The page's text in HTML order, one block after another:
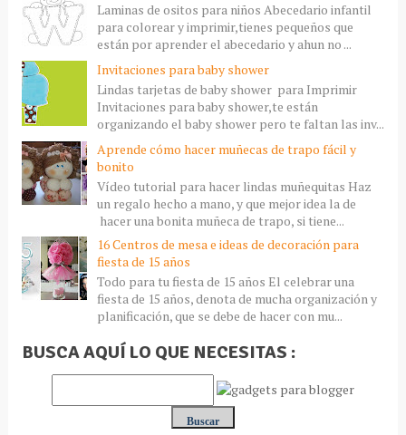
Laminas de ositos para niños Abecedario infantil
para colorear y imprimir,tienes pequeños que
están por aprender el abecedario y ahun no ...
Invitaciones para baby shower
Lindas tarjetas de baby shower para Imprimir
Invitaciones para baby shower,te están
organizando el baby shower pero te faltan las inv...
Aprende cómo hacer muñecas de trapo fácil y
bonito
Vídeo tutorial para hacer lindas muñequitas Haz
un regalo hecho a mano, y que mejor idea la de
hacer una bonita muñeca de trapo, si tiene...
16 Centros de mesa e ideas de decoración para
fiesta de 15 años
Todo para tu fiesta de 15 años El celebrar una
fiesta de 15 años, denota de mucha organización y
planificación, que se debe de hacer con mu...
BUSCA AQUÍ LO QUE NECESITAS :